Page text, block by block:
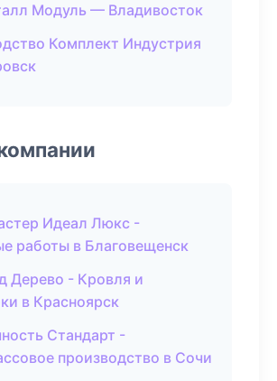
Модуль — Владивосток
Комплект Индустрия
Идеал Люкс -
работы в Благовещенск
Дерево - Кровля и
в Красноярск
Стандарт -
производство в Сочи